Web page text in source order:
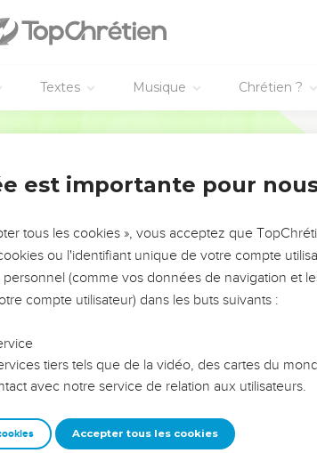
Textes Musique Chrétien ?
!
ou leur vision. Mais on voit
alors même que ce sont
sur les erreurs
afin que leurs erreurs
un groupe ou une famille,
est importante pour
tous les cookies », vous acceptez que
ou l'identifiant unique de votre compte
(comme vos données de navigation et
compte utilisateur) dans les buts suivants :
tiers tels que de la vidéo, des cartes du
avec notre service de relation aux utilisateurs.
Accepter tous les cookies